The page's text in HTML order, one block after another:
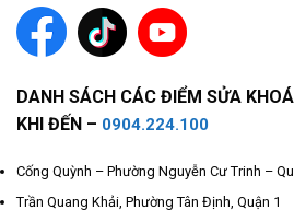
DANH SÁCH CÁC ĐIỂM SỬA
KHI ĐẾN – 0904.224.100
Cống Quỳnh – Phường Nguyễn Cư Trinh –
Trần Quang Khải, Phường Tân Định, Quận 1